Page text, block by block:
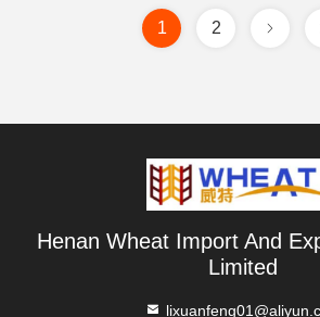
1 2
Henan Wheat Import And
Limited